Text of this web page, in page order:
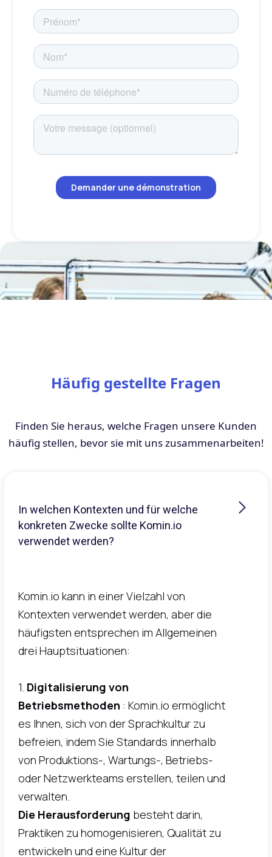
Häufig gestellte Fragen
Finden Sie heraus, welche Fragen unsere Kunden
häufig stellen, bevor sie mit uns zusammenarbeiten!
In welchen Kontexten und für welche
konkreten Zwecke sollte Komin.io
verwendet werden?
Komin.io kann in einer Vielzahl von
Kontexten verwendet werden, aber die
häufigsten entsprechen im Allgemeinen
drei Hauptsituationen:
1. Digitalisierung von
Betriebsmethoden : Komin.io ermöglicht
es Ihnen, sich von der Sprachkultur zu
befreien, indem Sie Standards innerhalb
von Produktions-, Wartungs-, Betriebs-
oder Netzwerkteams erstellen, teilen und
verwalten.
Die Herausforderung besteht darin,
Praktiken zu homogenisieren, Qualität zu
entwickeln und eine Kultur der